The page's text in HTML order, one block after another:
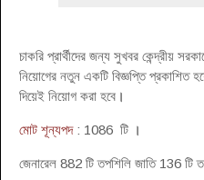
চাকরি প্রার্থীদের জন্য সুখবর কেন্দ্রীয়
নিয়োগের নতুন একটি বিজ্ঞপ্তি প্রকাশিত
দিয়েই নিয়োগ করা হবে ।
মোট শূন্যপদ: 1086 টি ।
জেনারেল 882 টি তপশিলি জাতি 136 টি